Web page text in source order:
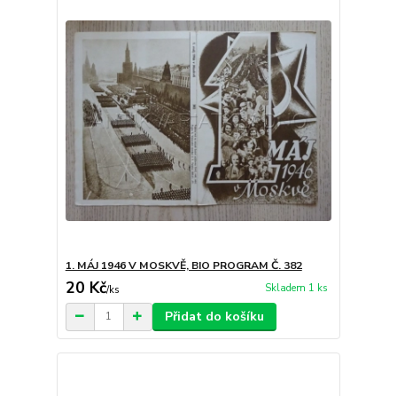
1. MÁJ 1946 V MOSKVĚ, BIO PROGRAM Č. 382
20 Kč/ks Skladem 1 ks
Přidat do košíku